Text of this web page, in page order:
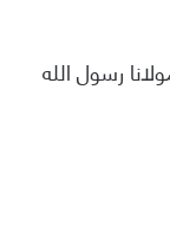
رسول الله